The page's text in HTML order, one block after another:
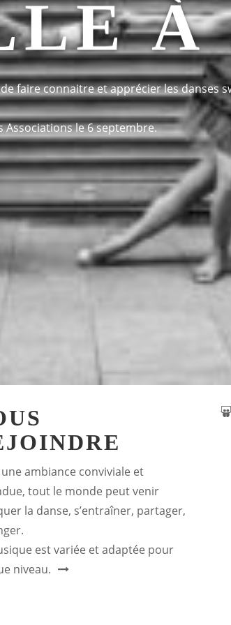
À
faire connaitre et apprécier les danses
le 6 septembre.
ambiance conviviale et
tout le monde peut venir
la danse, s’entraîner, partager,
est variée et adaptée pour
niveau.